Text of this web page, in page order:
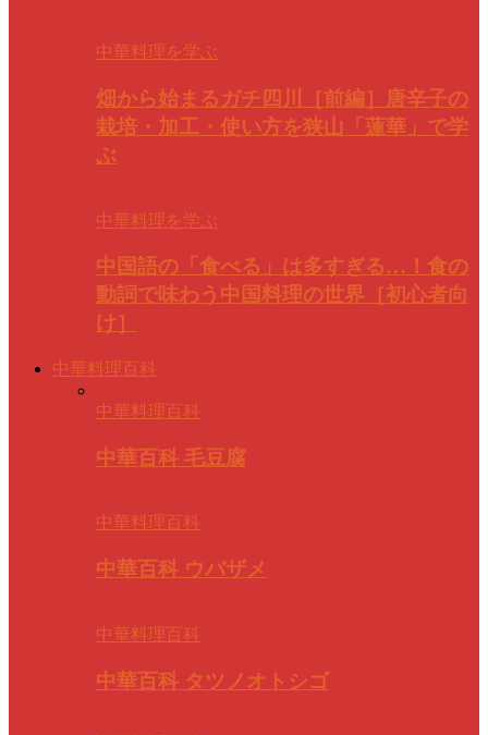
中華料理を学ぶ
畑から始まるガチ四川［前編］唐辛子の
栽培・加工・使い方を狭山「蓮華」で学
ぶ
中華料理を学ぶ
中国語の「食べる」は多すぎる…！食の
動詞で味わう中国料理の世界［初心者向
け］
中華料理百科
中華料理百科
中華百科 毛豆腐
中華料理百科
中華百科 ウバザメ
中華料理百科
中華百科 タツノオトシゴ